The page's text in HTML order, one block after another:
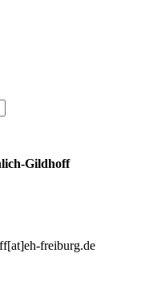
Gildhoff
freiburg.de